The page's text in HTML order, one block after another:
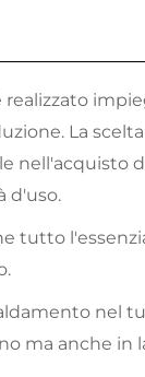
La
nell'acquisto
d'uso.
tutto
nel
ma anche in